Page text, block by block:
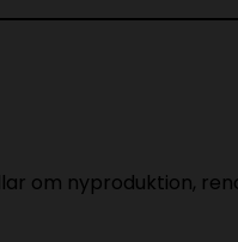
om nyproduktion,